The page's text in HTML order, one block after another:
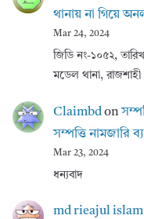
থানায় না গিয়ে
Mar 24, 2024
জিডি নং-১০৫২,
মডেল থানা,
Claimbdon
সম্পত্তি নামজারি
Mar 23, 2024
ধন্যবাদ
md rieajul islam